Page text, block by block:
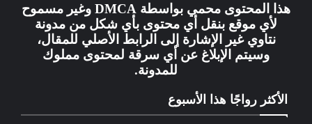
هذا المحتوى محمي بواسطة DMCA وغير مسموح
لأي موقع بنقل أي محتوى بأي شكل من مدونة
نتاوي غير الإشارة إلى الرابط الأصلي للمقال،
وسيتم الإبلاغ عن أي سرقة لمحتوى مملوك
للمدونة.
الأكثر رواجًا هذا الأسبوع